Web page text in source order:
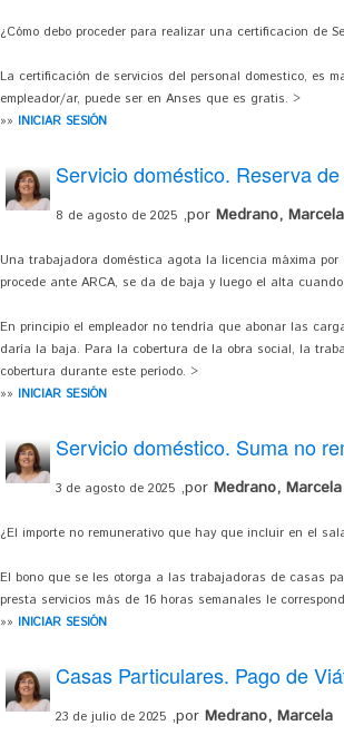
¿Cómo debo proceder para realizar una certificacion de
La certificación de servicios del personal domestico, es
empleador/ar, puede ser en Anses que es gratis. >
»» INICIAR SESIÓN
Servicio doméstico. Reserva
8 de agosto de 2025 ,por Medrano, Marcela
Una trabajadora doméstica agota la licencia máxima
procede ante ARCA, se da de baja y luego el alta
En principio el empleador no tendría que abonar las
daría la baja. Para la cobertura de la obra social, la
cobertura durante este período. >
»» INICIAR SESIÓN
Servicio doméstico. Suma no
3 de agosto de 2025 ,por Medrano, Marcela
¿El importe no remunerativo que hay que incluir en el
El bono que se les otorga a las trabajadoras de casas
presta servicios más de 16 horas semanales le
»» INICIAR SESIÓN
Casas Particulares. Pago de
23 de julio de 2025 ,por Medrano, Marcela